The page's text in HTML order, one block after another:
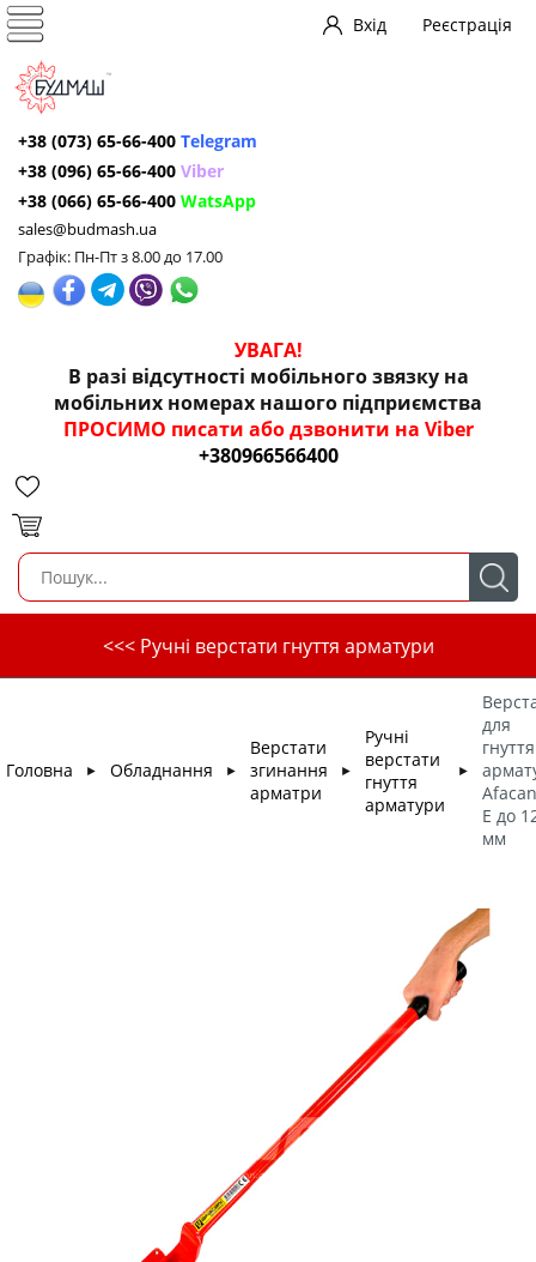
Вхід Реєстрація
+38 (073) 65-66-400 Telegram
+38 (096) 65-66-400 Viber
+38 (066) 65-66-400 WatsApp
sales@budmash.ua
Графік: Пн-Пт з 8.00 до 17.00
УВАГА!
В разі відсутності мобільного звязку на
мобільних номерах нашого підприємства
ПРОСИМО писати або дзвонити на Viber
+380966566400
<<< Ручні верстати гнуття арматури
Головна ► Обладнання ►
Верстати
згинання
арматри
►
Ручні
верстати
гнуття
арматури
►
для
гнуття
Е до
мм